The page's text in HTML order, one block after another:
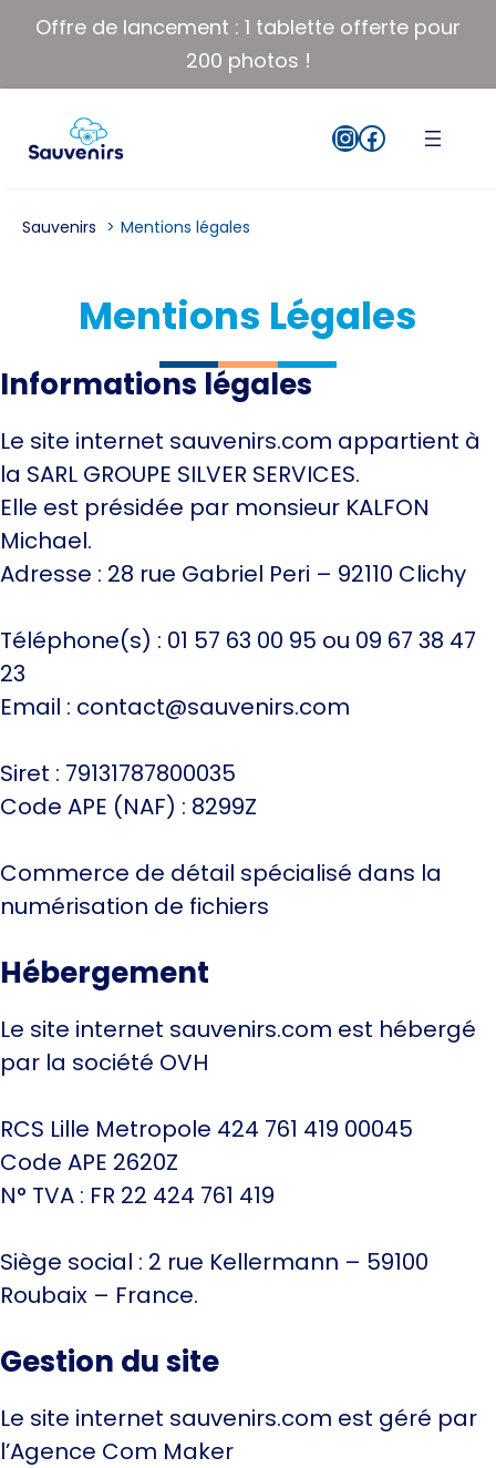
Aller
contenu
Offre de lancement : 1 tablette offerte pour
200 photos !
Instagram
Facebook
Sauvenirs Mentions légales
Mentions Légales
Informations légales
Le site internet sauvenirs.com appartient à
la SARL GROUPE SILVER SERVICES.
Elle est présidée par monsieur KALFON
Michael.
Adresse : 28 rue Gabriel Peri – 92110 Clichy
Téléphone(s) : 01 57 63 00 95 ou 09 67 38 47
23
Email : contact@sauvenirs.com
Siret : 79131787800035
Code APE (NAF) : 8299Z
Commerce de détail spécialisé dans la
numérisation de fichiers
Hébergement
Le site internet sauvenirs.com est hébergé
par la société OVH
RCS Lille Metropole 424 761 419 00045
Code APE 2620Z
N° TVA : FR 22 424 761 419
Siège social : 2 rue Kellermann – 59100
Roubaix – France.
Gestion du site
Le site internet sauvenirs.com est géré par
l’Agence Com Maker